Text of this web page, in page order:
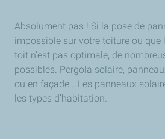
Absolument pas ! Si la pose de
impossible sur votre toiture ou que
toit n’est pas optimale, de
possibles. Pergola solaire,
ou en façade… Les panneaux
les types d’habitation.